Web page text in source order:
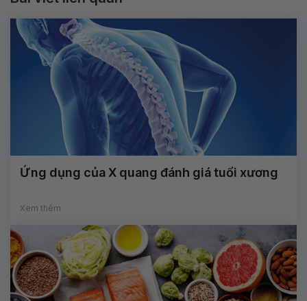
Ứng dụng của X quang đánh giá tuổi xương
Xem thêm